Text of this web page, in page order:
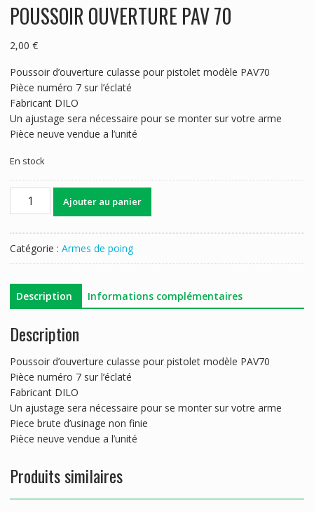
POUSSOIR OUVERTURE PAV 70
2,00 €
Poussoir d’ouverture culasse pour pistolet modèle PAV70
Pièce numéro 7 sur l’éclaté
Fabricant DILO
Un ajustage sera nécessaire pour se monter sur votre arme
Pièce neuve vendue a l’unité
En stock
quantité
PAV
Ajouter au panier
Catégorie : Armes de poing
Description Informations complémentaires
Description
Poussoir d’ouverture culasse pour pistolet modèle PAV70
Pièce numéro 7 sur l’éclaté
Fabricant DILO
Un ajustage sera nécessaire pour se monter sur votre arme
Piece brute d’usinage non finie
Pièce neuve vendue a l’unité
Produits similaires